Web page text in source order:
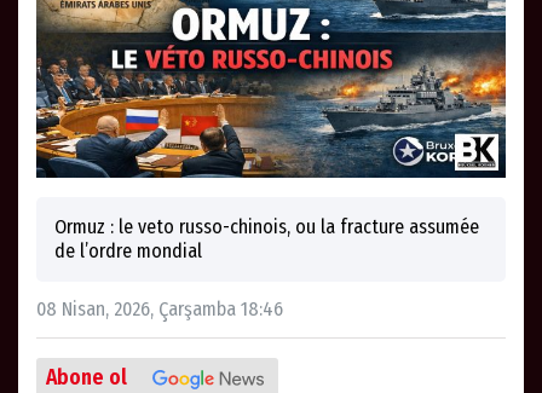
Ormuz : le veto russo-chinois, ou la fracture assumée
de l’ordre mondial
08 Nisan, 2026, Çarşamba 18:46
Abone ol